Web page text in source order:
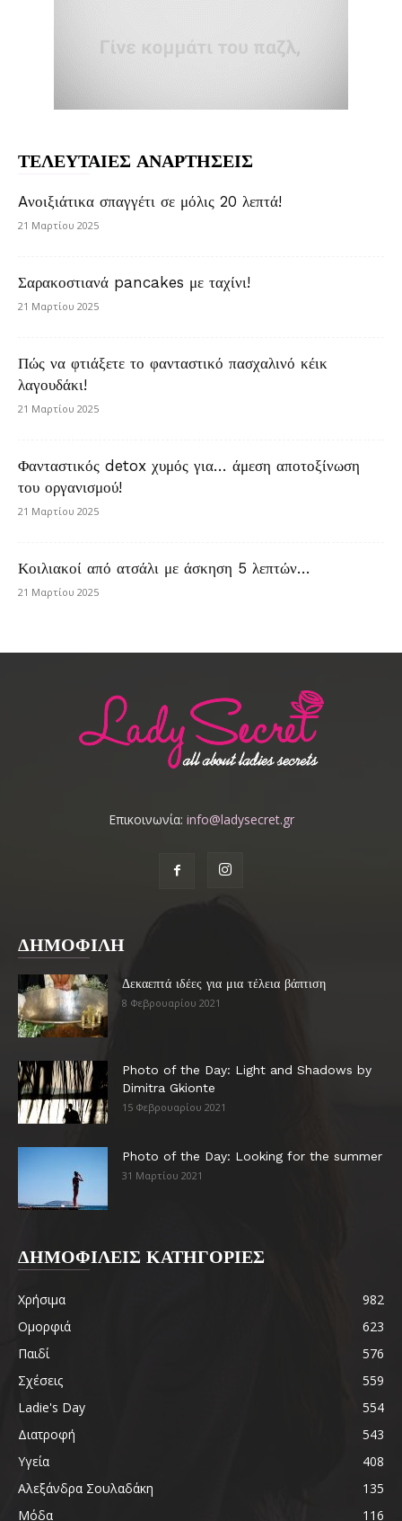
ΤΕΛΕΥΤΑΙΕΣ ΑΝΑΡΤΗΣΕΙΣ
Aνοιξιάτικα σπαγγέτι σε μόλις 20 λεπτά!
21 Μαρτίου 2025
Σαρακοστιανά pancakes με ταχίνι!
21 Μαρτίου 2025
Πώς να φτιάξετε το φανταστικό πασχαλινό κέικ
λαγουδάκι!
21 Μαρτίου 2025
Φανταστικός detox χυμός για… άμεση αποτοξίνωση
του οργανισμού!
21 Μαρτίου 2025
Κοιλιακοί από ατσάλι με άσκηση 5 λεπτών…
21 Μαρτίου 2025
Επικοινωνία: info@ladysecret.gr
ΔΗΜΟΦΙΛΗ
Δεκαεπτά ιδέες για μια τέλεια βάπτιση
8 Φεβρουαρίου 2021
Photo of the Day: Light and Shadows by
Dimitra Gkionte
15 Φεβρουαρίου 2021
Photo of the Day: Looking for the summer
31 Μαρτίου 2021
ΔΗΜΟΦΙΛΕΙΣ ΚΑΤΗΓΟΡΙΕΣ
Χρήσιμα
982
Ομορφιά
623
Παιδί
576
Σχέσεις
559
Ladie's Day
554
Διατροφή
543
Υγεία
408
Αλεξάνδρα Σουλαδάκη
135
Μόδα
116